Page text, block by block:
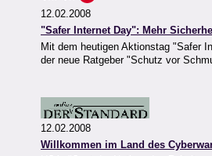
12.02.2008
"Safer Internet Day": Mehr
Mit dem heutigen Aktionstag "Safer
der neue Ratgeber "Schutz vor
12.02.2008
Willkommen im Land des